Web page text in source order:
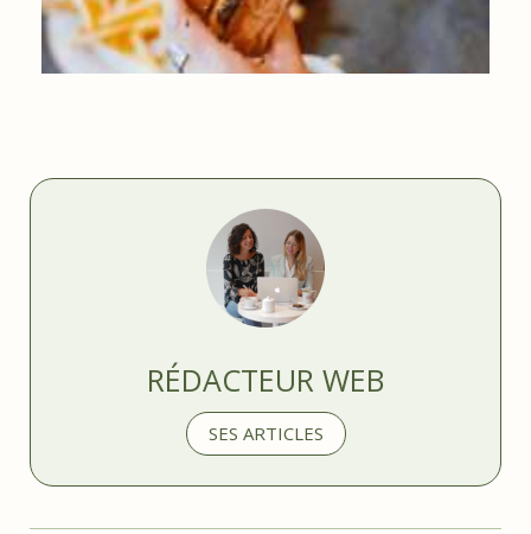
RÉDACTEUR WEB
SES ARTICLES